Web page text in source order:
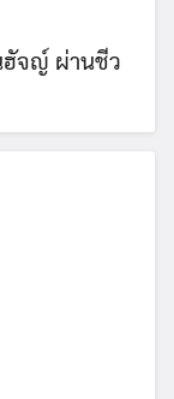
ฮัจญ์ ผ่านชีว